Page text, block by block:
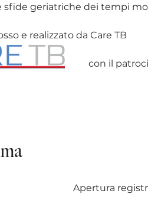
sfide geriatriche dei tempi
e realizzato da Care TB
con il
Apertura